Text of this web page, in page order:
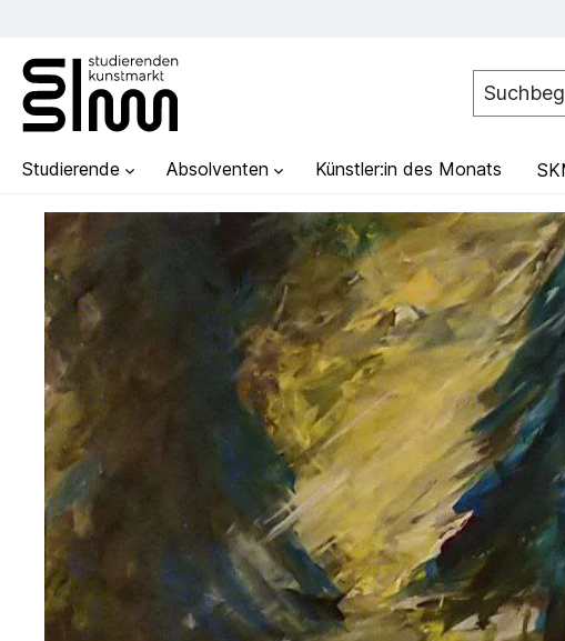
Studierende Absolventen Künstler:in des Monats